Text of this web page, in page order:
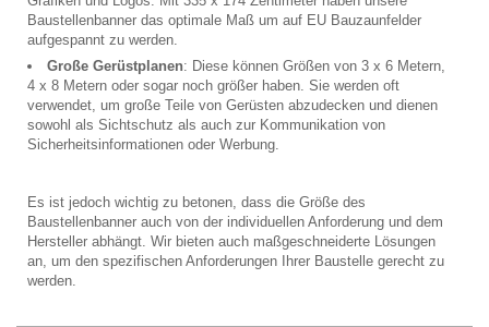
Baustellenbanner das optimale Maß um auf EU Bauzaunfelder
aufgespannt zu werden.
Große Gerüstplanen: Diese können Größen von 3 x 6 Metern,
4 x 8 Metern oder sogar noch größer haben. Sie werden oft
verwendet, um große Teile von Gerüsten abzudecken und dienen
sowohl als Sichtschutz als auch zur Kommunikation von
Sicherheitsinformationen oder Werbung.
Es ist jedoch wichtig zu betonen, dass die Größe des
Baustellenbanner auch von der individuellen Anforderung und dem
Hersteller abhängt. Wir bieten auch maßgeschneiderte Lösungen
an, um den spezifischen Anforderungen Ihrer Baustelle gerecht zu
werden.